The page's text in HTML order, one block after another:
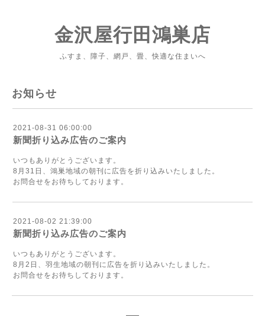
金沢屋行田鴻巣店
ふすま、障子、網戸、畳、快適な住まいへ
お知らせ
2021-08-31 06:00:00
新聞折り込み広告のご案内
いつもありがとうございます。
8月31日、鴻巣地域の朝刊に広告を折り込みいたしました。
お問合せをお待ちしております。
2021-08-02 21:39:00
新聞折り込み広告のご案内
いつもありがとうございます。
8月2日、羽生地域の朝刊に広告を折り込みいたしました。
お問合せをお待ちしております。